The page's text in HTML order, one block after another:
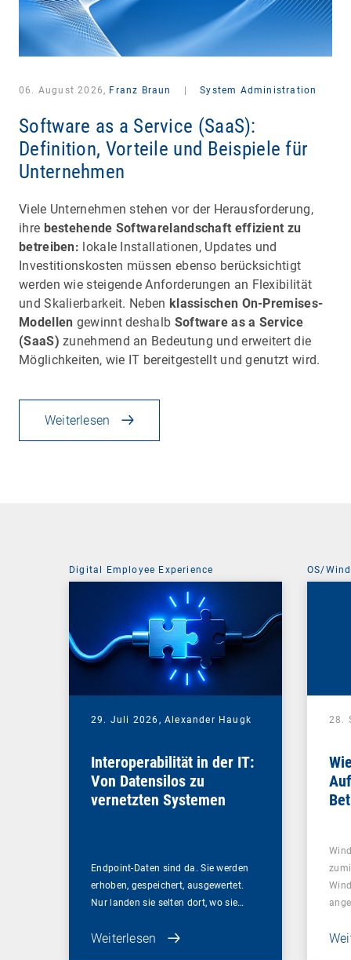
06. August 2026, Franz Braun System Administration
Software as a Service (SaaS):
Definition, Vorteile und Beispiele für
Unternehmen
Viele Unternehmen stehen vor der Herausforderung,
ihre bestehende Softwarelandschaft effizient zu
betreiben: lokale Installationen, Updates und
Investitionskosten müssen ebenso berücksichtigt
werden wie steigende Anforderungen an Flexibilität
und Skalierbarkeit. Neben klassischen On-Premises-
Modellen gewinnt deshalb Software as a Service
(SaaS) zunehmend an Bedeutung und erweitert die
Möglichkeiten, wie IT bereitgestellt und genutzt wird.
Weiterlesen
Digital Employee Experience
29. Juli 2026, Alexander Haugk
Interoperabilität in der IT:
Von Datensilos zu
vernetzten Systemen
Endpoint-Daten sind da. Sie werden
erhoben, gespeichert, ausgewertet.
Nur landen sie selten dort, wo sie…
Weiterlesen
OS/
28.